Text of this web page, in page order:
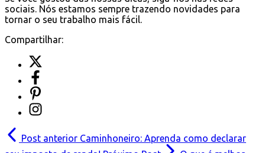
sociais. Nós estamos sempre trazendo novidades para
tornar o seu trabalho mais fácil.
Compartilhar:
Post anterior Caminhoneiro: Aprenda como declarar